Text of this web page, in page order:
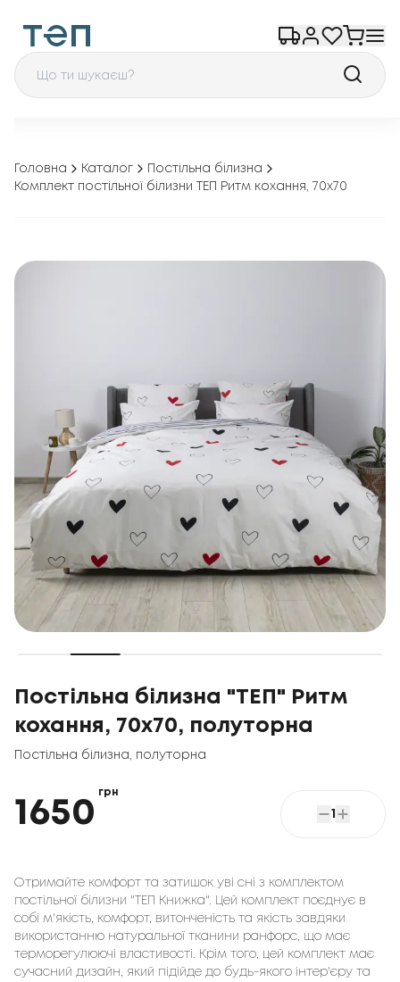
Головна Каталог
Постільна білизна
Комплект постільної білизни ТЕП Ритм кохання, 70x70
Постільна білизна "ТЕП" Ритм
кохання, 70x70, полуторна
Постільна білизна полуторна
1650
грн
1
Отримайте комфорт та затишок уві сні з комплектом
постільної білизни "ТЕП Книжка". Цей комплект поєднує в
собі м'якість, комфорт, витонченість та якість завдяки
використанню натуральної тканини ранфорс, що має
терморегулюючі властивості. Крім того, цей комплект має
сучасний дизайн, який підійде до будь-якого інтер'єру та